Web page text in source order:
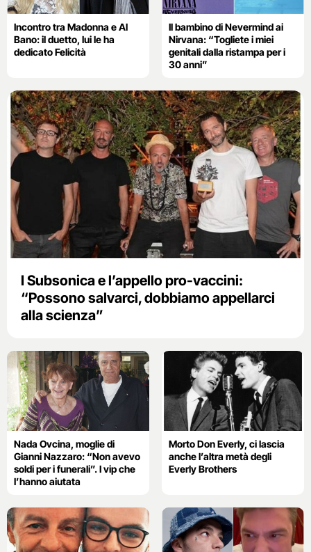
Incontro tra Madonna e Al
Bano: il duetto, lui le ha
dedicato Felicità
Il bambino di Nevermind ai
Nirvana: “Togliete i miei
genitali dalla ristampa per i
30 anni”
I Subsonica e l’appello pro-vaccini:
“Possono salvarci, dobbiamo appellarci
alla scienza”
Nada Ovcina, moglie di
Gianni Nazzaro: “Non avevo
soldi per i funerali”. I vip che
l’hanno aiutata
Morto Don Everly, ci lascia
anche l’altra metà degli
Everly Brothers